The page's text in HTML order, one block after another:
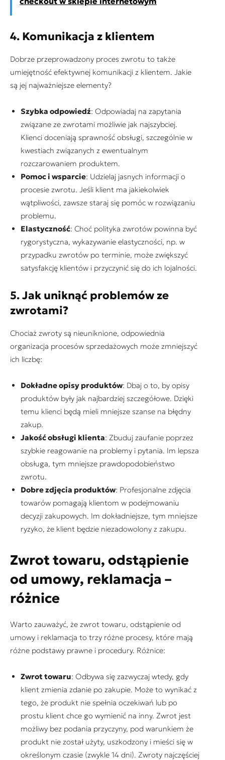
4. Komunikacja z klientem
Dobrze przeprowadzony proces zwrotu to także
umiejętność efektywnej komunikacji z klientem. Jakie
są jej najważniejsze elementy?
Szybka odpowiedź: Odpowiadaj na zapytania
związane ze zwrotami możliwie jak najszybciej.
Klienci doceniają sprawność obsługi, szczególnie w
kwestiach związanych z ewentualnym
rozczarowaniem produktem.
Pomoc i wsparcie: Udzielaj jasnych informacji o
procesie zwrotu. Jeśli klient ma jakiekolwiek
wątpliwości, zawsze staraj się pomóc w rozwiązaniu
problemu.
Elastyczność: Choć polityka zwrotów powinna być
rygorystyczna, wykazywanie elastyczności, np. w
przypadku zwrotów po terminie, może zwiększyć
satysfakcję klientów i przyczynić się do ich lojalności.
5. Jak uniknąć problemów ze
zwrotami?
Chociaż zwroty są nieuniknione, odpowiednia
organizacja procesów sprzedażowych może zmniejszyć
ich liczbę:
Dokładne opisy produktów: Dbaj o to, by opisy
produktów były jak najbardziej szczegółowe. Dzięki
temu klienci będą mieli mniejsze szanse na błędny
zakup.
Jakość obsługi klienta: Zbuduj zaufanie poprzez
szybkie reagowanie na problemy i pytania. Im lepsza
obsługa, tym mniejsze prawdopodobieństwo
zwrotu.
Dobre zdjęcia produktów: Profesjonalne zdjęcia
towarów pomagają klientom w podejmowaniu
decyzji zakupowych. Im dokładniejsze, tym mniejsze
ryzyko, że klient będzie niezadowolony z zakupu.
Zwrot towaru, odstąpienie
od umowy, reklamacja –
różnice
Warto zauważyć, że zwrot towaru, odstąpienie od
umowy i reklamacja to trzy różne procesy, które mają
różne podstawy prawne i procedury. Różnice:
Zwrot towaru: Odbywa się zazwyczaj wtedy, gdy
klient zmienia zdanie po zakupie. Może to wynikać z
tego, że produkt nie spełnia oczekiwań lub po
prostu klient chce go wymienić na inny. Zwrot jest
możliwy bez podania przyczyny, pod warunkiem że
produkt nie został użyty, uszkodzony i mieści się w
określonym czasie (zwykle 14 dni). Zwroty najczęściej